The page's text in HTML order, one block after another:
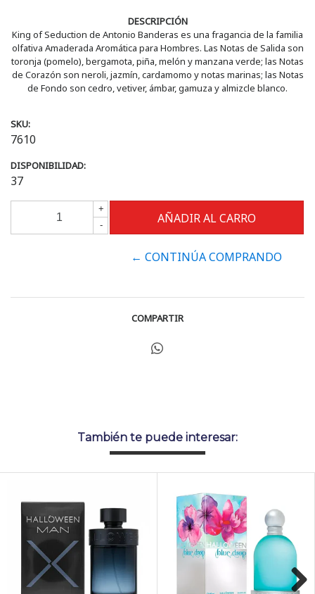
DESCRIPCIÓN
King of Seduction de Antonio Banderas es una fragancia de la familia
olfativa Amaderada Aromática para Hombres. Las Notas de Salida son
toronja (pomelo), bergamota, piña, melón y manzana verde; las Notas
de Corazón son neroli, jazmín, cardamomo y notas marinas; las Notas
de Fondo son cedro, vetiver, ámbar, gamuza y almizcle blanco.
SKU:
7610
DISPONIBILIDAD:
37
+
-
← CONTINÚA COMPRANDO
COMPARTIR
También te puede interesar: